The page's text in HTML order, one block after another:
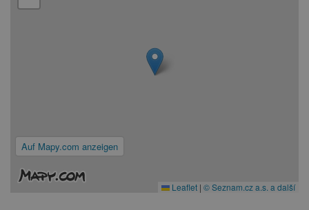
Auf Mapy.com anzeigen
Leaflet | © Seznam.cz a.s. a další